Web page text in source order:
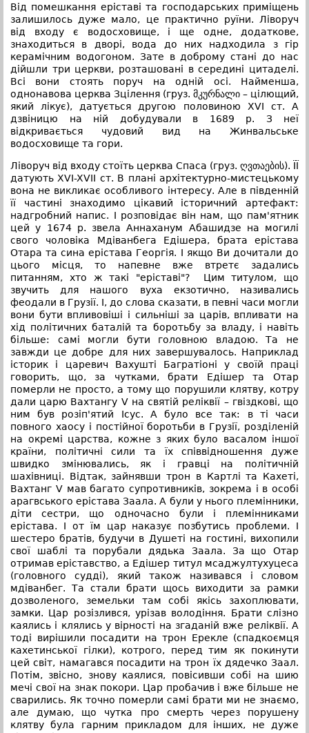
Від помешкання еріставі та господарських приміщень
залишилось дуже мало, це практично руїни. Ліворуч
від входу є водосховище, і ще одне, додаткове,
знаходиться в дворі, вода до них надходила з гір
керамічним водогоном. Зате в доброму стані до нас
дійшли три церкви, розташовані в середині цитаделі.
Всі вони стоять поруч на одній осі. Найменша,
однонавова церква Зцілення (груз. მკურნალი – цілющий,
який лікує), датується другою половиною XVI ст. А
дзвіницю на ній добудували в 1689 р. З неї
відкривається чудовий вид на Жинвальське
водосховище та гори.
Ліворуч від входу стоїть церква Спаса (груз. ღვთაების). ЇЇ
датують XVI-XVII ст. В плані архітектурно-мистецькому
вона не викликає особливого інтересу. Але в південній
її частині знаходимо цікавий історичний артефакт:
надгробний напис. І розповідає він нам, що пам'ятник
цей у 1674 р. звела Аннаханум Абашидзе на могилі
свого чоловіка Мдіванбега Едішера, брата ерістава
Отара та сина ерістава Георгія. І якщо Ви дочитали до
цього місця, то напевне вже втретє задались
питанням, хто ж такі "еріставі"? Цим титулом, що
звучить для нашого вуха екзотично, називались
феодали в Грузії. І, до слова сказати, в певні часи могли
вони бути впливовіші і сильніші за царів, впливати на
хід політичних баталій та боротьбу за владу, і навіть
більше: самі могли бути головною владою. Та не
завжди це добре для них завершувалось. Наприклад
історик і царевич Вахушті Багратіоні у своїй праці
говорить, що, за чутками, брати Едішер та Отар
померли не просто, а тому що порушили клятву, котру
дали царю Вахтангу V на святій реліквії – гвіздкові, що
ним був розіп'ятий Ісус. А було все так: в ті часи
повного хаосу і постійної боротьби в Грузії, розділеній
на окремі царства, кожне з яких було васалом іншої
країни, політичні сили та їх співвідношення дуже
швидко змінювались, як і гравці на політичній
шахівниці. Відтак, зайнявши трон в Картлі та Кахеті,
Вахтанг V мав багато супротивників, зокрема і в особі
арагвського ерістава Заала. А були у нього племінники,
діти сестри, що одночасно були і племінниками
ерістава. І от їм цар наказує позбутись проблеми. І
шестеро братів, будучи в Душеті на гостині, вихопили
свої шаблі та порубали дядька Заала. За що Отар
отримав еріставство, а Едішер титул мсаджултухуцеса
(головного судді), який також називався і словом
мдіванбег. Та стали брати щось виходити за рамки
дозволеного, земельки там собі якісь захоплювати,
замки. Цар розізлився, урізав володіння. Брати слізно
каялись і клялись у вірності на згаданій вже реліквії. А
тоді вирішили посадити на трон Ерекле (спадкоємця
кахетинської гілки), котрого, перед тим як покинути
цей світ, намагався посадити на трон їх дядечко Заал.
Потім, звісно, знову каялися, повісивши собі на шию
мечі свої на знак покори. Цар пробачив і вже більше не
сварились. Як точно померли самі брати ми не знаємо,
але думаю, що чутка про смерть через порушену
клятву була гарним прикладом для інших, не дуже